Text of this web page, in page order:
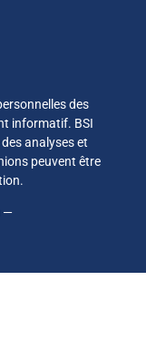
des
informatif. BSI
analyses et
peuvent être
—